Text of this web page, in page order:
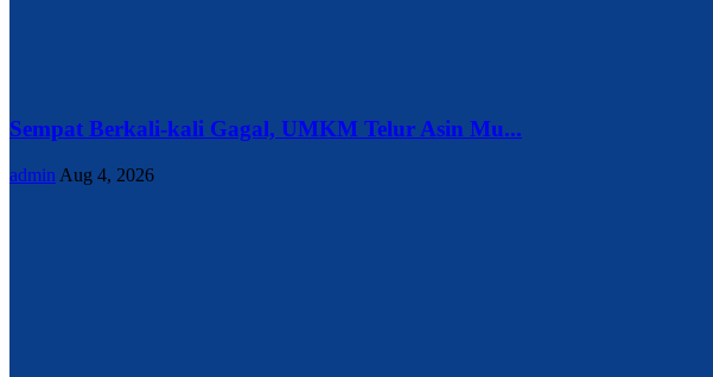
Sempat Berkali-kali Gagal, UMKM Telur Asin Mu...
admin Aug 4, 2026